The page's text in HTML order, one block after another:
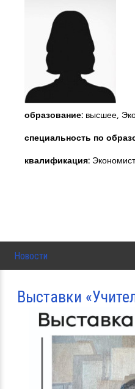
образование: высшее,
специальность по
квалификация: Экономист
Новости
Выставки